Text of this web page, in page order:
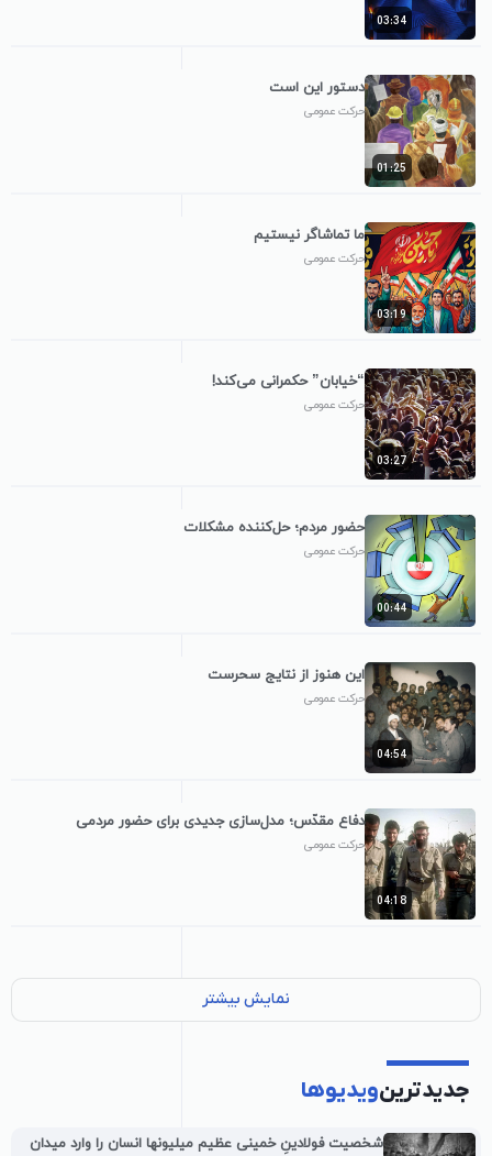
03:34
01:25
دستور این است
حرکت عمومی
03:19
ما تماشاگر نیستیم
حرکت عمومی
03:27
“خیابان” حکمرانی می‌کند!
حرکت عمومی
00:44
حضور مردم؛ حل‌کننده مشکلات
حرکت عمومی
04:54
این هنوز از نتایج سحرست
حرکت عمومی
04:18
دفاع مقدّس؛ مدل‌سازی جدیدی برای حضور مردمی
حرکت عمومی
نمایش بیشتر
جدیدترینویدیوها
شخصیت فولادینِ خمینی عظیم میلیونها انسان را وارد میدان